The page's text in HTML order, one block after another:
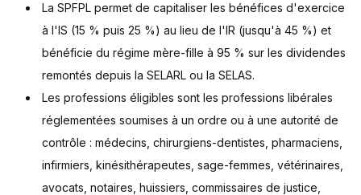
La SPFPL permet de capitaliser les bénéfices d'exercice
à l'IS (15 % puis 25 %) au lieu de l'IR (jusqu'à 45 %) et
bénéficie du régime mère-fille à 95 % sur les dividendes
remontés depuis la SELARL ou la SELAS.
Les professions éligibles sont les professions libérales
réglementées soumises à un ordre ou à une autorité de
contrôle : médecins, chirurgiens-dentistes, pharmaciens,
infirmiers, kinésithérapeutes, sage-femmes, vétérinaires,
avocats, notaires, huissiers, commissaires de justice,